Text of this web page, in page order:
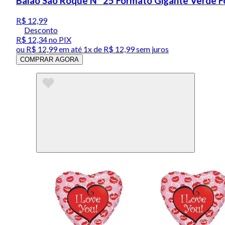
R$ 12,99
Desconto
R$ 12,34no PIX
ou R$ 12,99em até 1x de R$ 12,99sem juros
COMPRAR AGORA